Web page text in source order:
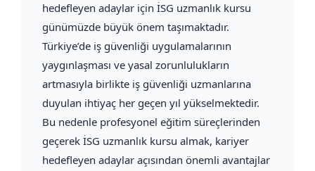
hedefleyen adaylar için İSG uzmanlık kursu
günümüzde büyük önem taşımaktadır.
Türkiye’de iş güvenliği uygulamalarının
yaygınlaşması ve yasal zorunlulukların
artmasıyla birlikte iş güvenliği uzmanlarına
duyulan ihtiyaç her geçen yıl yükselmektedir.
Bu nedenle profesyonel eğitim süreçlerinden
geçerek İSG uzmanlık kursu almak, kariyer
hedefleyen adaylar açısından önemli avantajlar